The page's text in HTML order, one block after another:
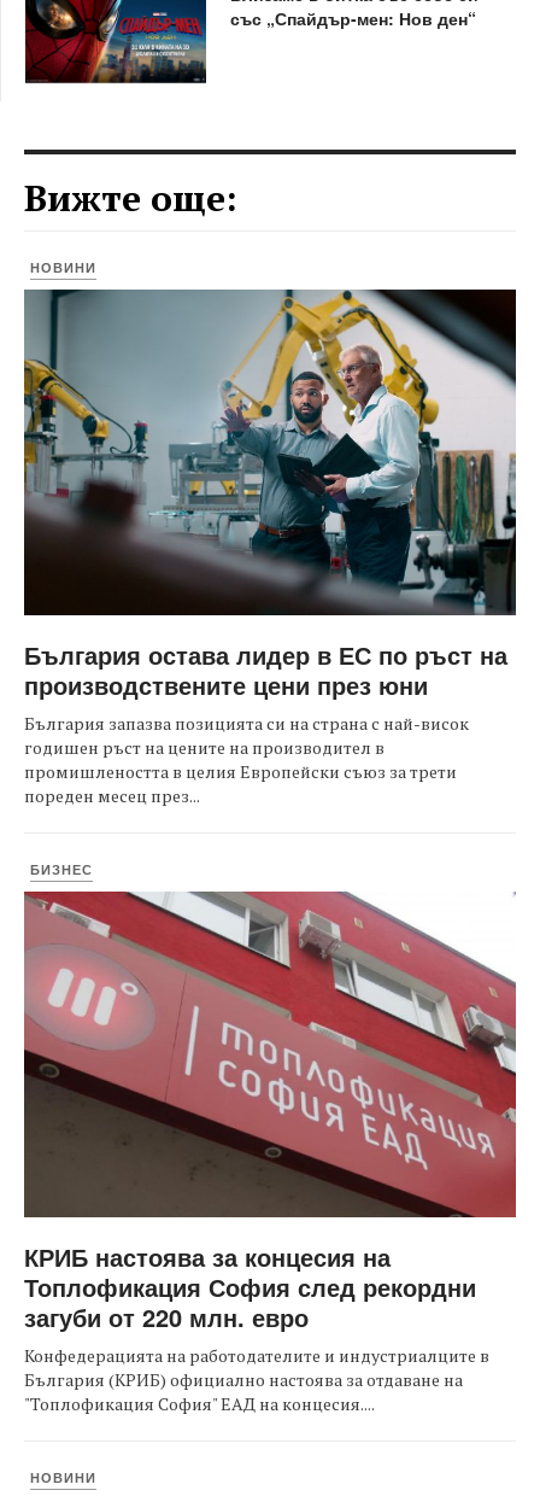
със „Спайдър-мен: Нов ден“
Вижте още:
НОВИНИ
България остава лидер в ЕС по ръст на
производствените цени през юни
България запазва позицията си на страна с най-висок
годишен ръст на цените на производител в
промишлеността в целия Европейски съюз за трети
пореден месец през...
БИЗНЕС
КРИБ настоява за концесия на
Топлофикация София след рекордни
загуби от 220 млн. евро
Конфедерацията на работодателите и индустриалците в
България (КРИБ) официално настоява за отдаване на
"Топлофикация София" ЕАД на концесия....
НОВИНИ